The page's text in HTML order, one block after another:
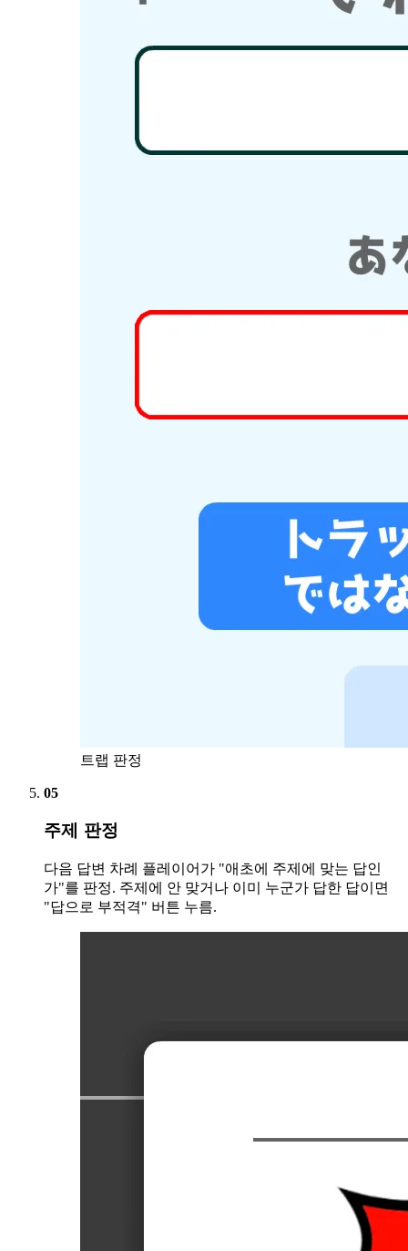
트랩 판정
05
주제 판정
다음 답변 차례 플레이어가 "애초에 주제에 맞는 답인
가"를 판정. 주제에 안 맞거나 이미 누군가 답한 답이면
"답으로 부적격" 버튼 누름.